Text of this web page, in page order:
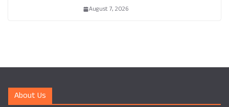
August 7, 2026
About Us